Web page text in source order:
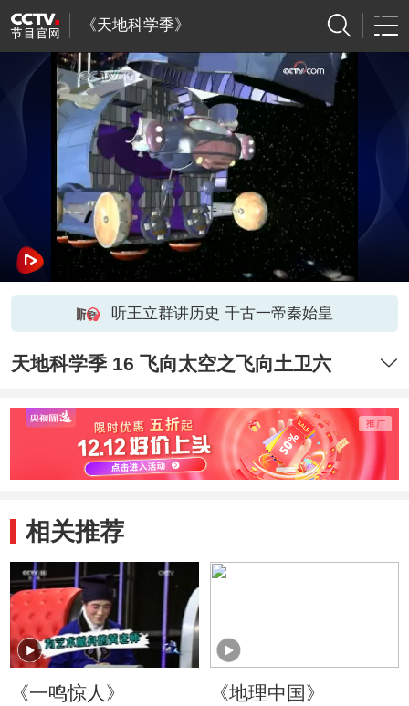
《天地科学季》
听王立群讲历史 千古一帝秦始皇
天地科学季 16 飞向太空之飞向土卫六
相关推荐
《一鸣惊人》
《地理中国》